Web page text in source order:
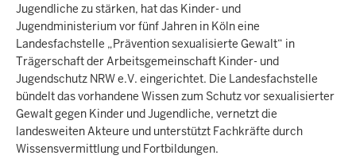
Jugendliche zu stärken, hat das Kinder- und
Jugendministerium vor fünf Jahren in Köln eine
Landesfachstelle „Prävention sexualisierte Gewalt“ in
Trägerschaft der Arbeitsgemeinschaft Kinder- und
Jugendschutz NRW e.V. eingerichtet. Die Landesfachstelle
bündelt das vorhandene Wissen zum Schutz vor sexualisierter
Gewalt gegen Kinder und Jugendliche, vernetzt die
landesweiten Akteure und unterstützt Fachkräfte durch
Wissensvermittlung und Fortbildungen.